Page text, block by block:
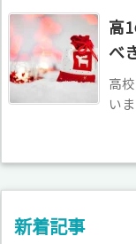
高
べ
高
い
新着記事